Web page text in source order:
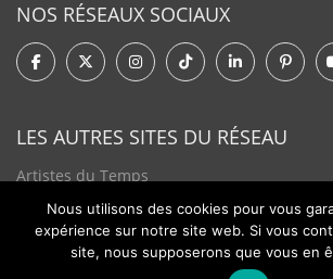
NOS RÉSEAUX SOCIAUX
LES AUTRES SITES DU RÉSEAU
Artistes du Temps
Tendances Plurielles
Nous utilisons des cookies pour vous
expérience sur notre site web. Si vous
site, nous supposerons que vous en